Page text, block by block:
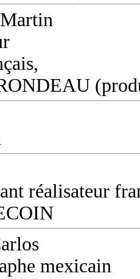
réalisateur
mexicain